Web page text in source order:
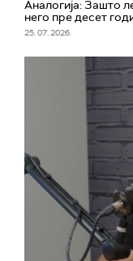
Аналогија: Зашто
него пре десет
25. 07. 2026.